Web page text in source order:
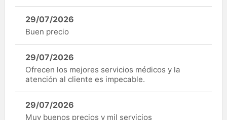
29/07/2026
Buen precio
29/07/2026
Ofrecen los mejores servicios médicos y la
atención al cliente es impecable.
29/07/2026
Muy buenos precios y mil servicios